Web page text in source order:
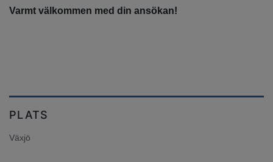
Varmt välkommen med din ansökan!
PLATS
Växjö